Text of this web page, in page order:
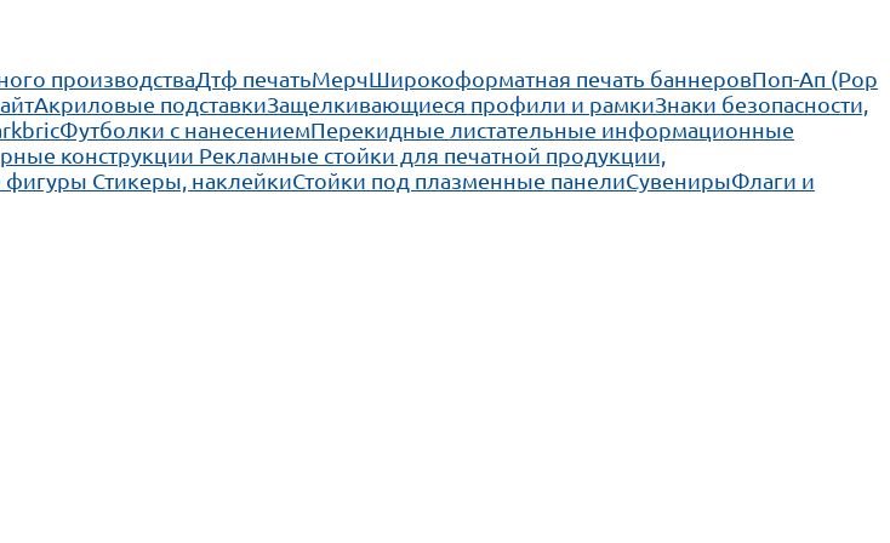
производстваДтф печатьМерчШирокоформатная печать баннеровПоп-Ап (Pop
Акриловые подставкиЗащелкивающиеся профили и рамкиЗнаки безопасности,
Футболки с нанесениемПерекидные листательные информационные
конструкции Рекламные стойки для печатной продукции,
фигуры Стикеры, наклейкиСтойки под плазменные панелиСувенирыФлаги и